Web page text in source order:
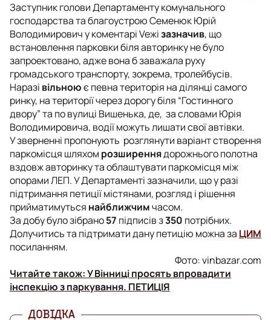
Заступник голови Департаменту комунального
господарства та благоустрою Семенюк Юрій
Володимирович у коментарі Veжізазначив, що
встановлення парковки біля авторинку не було
запроектовано, адже вона б заважала руху
громадського транспорту, зокрема, тролейбусів.
Наразі вільноює певна територія на ділянці самого
ринку, на території через дорогу біля “Гостинного
двору” та по вулиці Вишенька, де, за словами Юрія
Володимировича, водії можуть лишати свої автівки.
У зверненні пропонують розглянути варіант створення
паркомісця шляхом розширеннядорожнього полотна
вздовж авторинку та облаштувати паркомісця між
опорами ЛЕП. У Департаменті зазначили, що у разі
підтримання петиції містянами, розгляд і рішення
прийматимуться найближчимчасом.
За добу було зібрано57 підписів з350 потрібних.
Долучитись та підтримати дану петицію можна за ЦИМ
посиланням.
Фото: vinbazar.com
Читайте також:У Вінниці просять впровадити
інспекцію з паркування. ПЕТИЦІЯ